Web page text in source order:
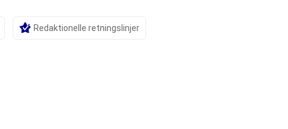
Redaktionelle retningslinjer